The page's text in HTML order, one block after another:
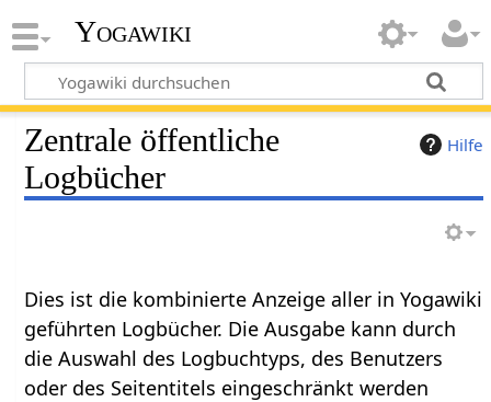
Yogawiki
Hilfe
Zentrale öffentliche
Logbücher
Dies ist die kombinierte Anzeige aller in Yogawiki
geführten Logbücher. Die Ausgabe kann durch
die Auswahl des Logbuchtyps, des Benutzers
oder des Seitentitels eingeschränkt werden